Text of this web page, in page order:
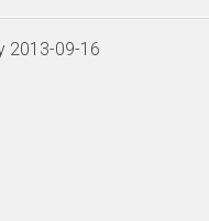
2013-09-16